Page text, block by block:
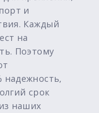
и
Каждый
на
Поэтому
надежность,
срок
наших